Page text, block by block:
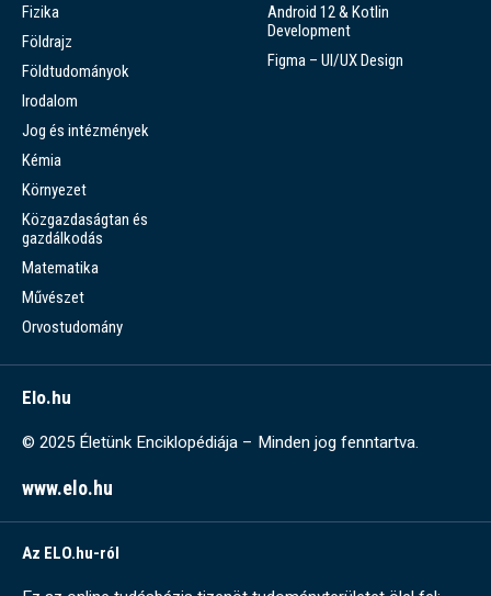
Fizika
Földrajz
Földtudományok
Irodalom
Jog és intézmények
Kémia
Környezet
Közgazdaságtan és
gazdálkodás
Matematika
Művészet
Orvostudomány
Android 12 & Kotlin
Development
Figma – UI/UX Design
Elo.hu
© 2025 Életünk Enciklopédiája – Minden jog fenntartva.
www.elo.hu
Az ELO.hu-ról